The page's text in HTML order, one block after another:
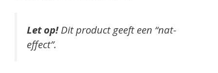
Let op!Dit product geeft een “nat-
effect”.